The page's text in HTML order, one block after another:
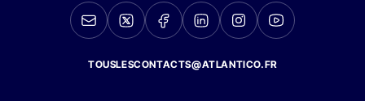
TOUSLESCONTACTS@ATLANTICO.FR